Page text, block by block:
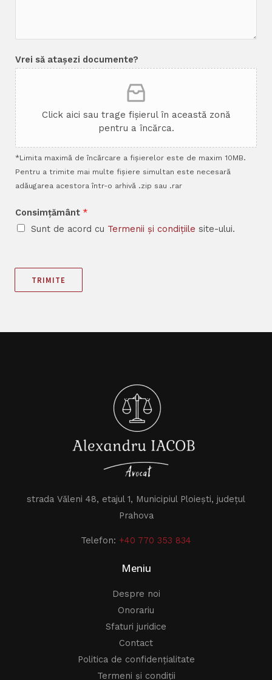
Vrei să atașezi documente?
Click aici sau trage fișierul în această zonă
pentru a încărca.
*Limita maximă de încărcare a fișierelor este de maxim 10MB.
Pentru a trimite mai multe fișiere simultan este necesară
adăugarea acestora într-o arhivă .zip sau .rar
Consimțământ *
Sunt de acord cu Termenii și condițiile site-ului.
TRIMITE
strada Văleni 48, etajul 1, Municipiul Ploiești, județul
Prahova
Telefon: +40 770 353 834
Meniu
Despre noi
Onorariu
Sfaturi juridice
Contact
Politica de confidențialitate
Termeni și condiții